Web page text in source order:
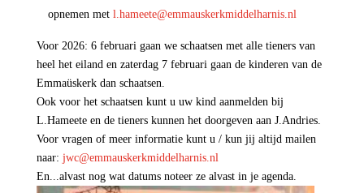
opnemen met l.hameete@emmauskerkmiddelharnis.nl
Voor 2026: 6 februari gaan we schaatsen met alle tieners van
heel het eiland en zaterdag 7 februari gaan de kinderen van de
Emmaüskerk dan schaatsen.
Ook voor het schaatsen kunt u uw kind aanmelden bij
L.Hameete en de tieners kunnen het doorgeven aan J.Andries.
Voor vragen of meer informatie kunt u / kun jij altijd mailen
naar: jwc@emmauskerkmiddelharnis.nl
En...alvast nog wat datums noteer ze alvast in je agenda.